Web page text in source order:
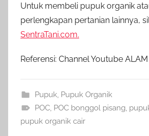
Untuk membeli pupuk organik
perlengkapan pertanian lainnya,
SentraTani.com.
Referensi: Channel Youtube ALAM
Pupuk, Pupuk Organik
POC, POC bonggol pisang,
pupuk organik cair